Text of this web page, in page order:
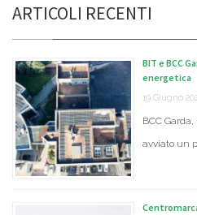
ARTICOLI RECENTI
BIT e BCC
energetica
19 Giugno
BCC
avviato un